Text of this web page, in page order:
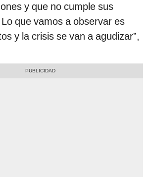
y que no cumple sus
que vamos a observar es
y la crisis se van a agudizar”,